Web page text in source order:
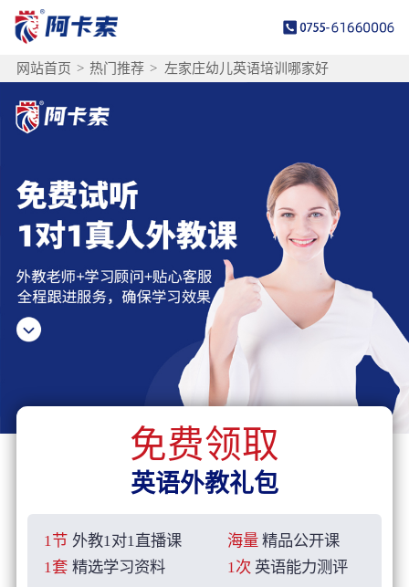
网站首页 > 热门推荐 > 左家庄幼儿英语培训哪家好
免费领取
英语外教礼包
1节 外教1对1直播课 海量 精品公开课
1套 精选学习资料 1次 英语能力测评